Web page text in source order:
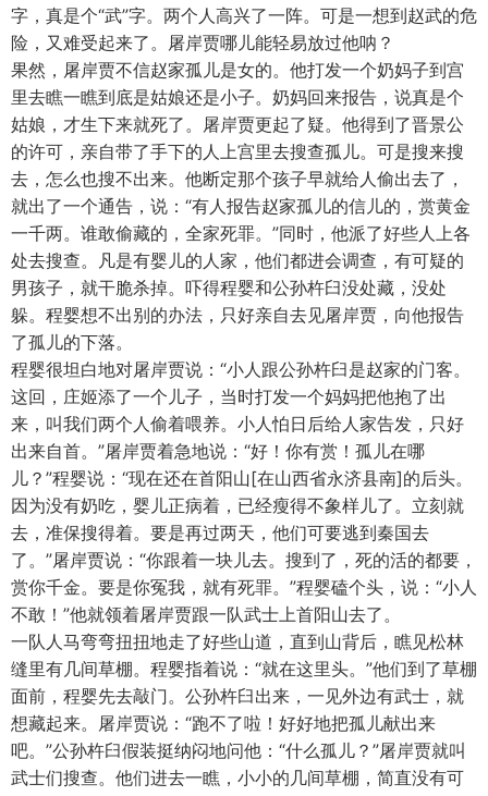
字，真是个“武”字。两个人高兴了一阵。可是一想到赵武的危
险，又难受起来了。屠岸贾哪儿能轻易放过他呐？
果然，屠岸贾不信赵家孤儿是女的。他打发一个奶妈子到宫
里去瞧一瞧到底是姑娘还是小子。奶妈回来报告，说真是个
姑娘，才生下来就死了。屠岸贾更起了疑。他得到了晋景公
的许可，亲自带了手下的人上宫里去搜查孤儿。可是搜来搜
去，怎么也搜不出来。他断定那个孩子早就给人偷出去了，
就出了一个通告，说：“有人报告赵家孤儿的信儿的，赏黄金
一千两。谁敢偷藏的，全家死罪。”同时，他派了好些人上各
处去搜查。凡是有婴儿的人家，他们都进会调查，有可疑的
男孩子，就干脆杀掉。吓得程婴和公孙杵臼没处藏，没处
躲。程婴想不出别的办法，只好亲自去见屠岸贾，向他报告
了孤儿的下落。
程婴很坦白地对屠岸贾说：“小人跟公孙杵臼是赵家的门客。
这回，庄姬添了一个儿子，当时打发一个妈妈把他抱了出
来，叫我们两个人偷着喂养。小人怕日后给人家告发，只好
出来自首。”屠岸贾着急地说：“好！你有赏！孤儿在哪
儿？”程婴说：“现在还在首阳山[在山西省永济县南]的后头。
因为没有奶吃，婴儿正病着，已经瘦得不象样儿了。立刻就
去，准保搜得着。要是再过两天，他们可要逃到秦国去
了。”屠岸贾说：“你跟着一块儿去。搜到了，死的活的都要，
赏你千金。要是你冤我，就有死罪。”程婴磕个头，说：“小人
不敢！”他就领着屠岸贾跟一队武士上首阳山去了。
一队人马弯弯扭扭地走了好些山道，直到山背后，瞧见松林
缝里有几间草棚。程婴指着说：“就在这里头。”他们到了草棚
面前，程婴先去敲门。公孙杵臼出来，一见外边有武士，就
想藏起来。屠岸贾说：“跑不了啦！好好地把孤儿献出来
吧。”公孙杵臼假装挺纳闷地问他：“什么孤儿？”屠岸贾就叫
武士们搜查。他们进去一瞧，小小的几间草棚，简直没有可